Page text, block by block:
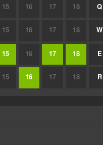
15 16 17 18 Q
15 16 17 18 W
15 16 17 18 E
15 16 17 18 R